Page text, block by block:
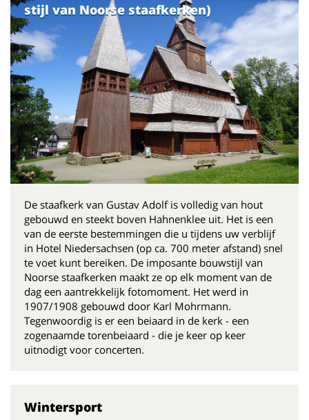
stijl van Noorse staafkerken)
De staafkerk van Gustav Adolf is volledig van hout
gebouwd en steekt boven Hahnenklee uit. Het is een
van de eerste bestemmingen die u tijdens uw verblijf
in Hotel Niedersachsen (op ca. 700 meter afstand) snel
te voet kunt bereiken. De imposante bouwstijl van
Noorse staafkerken maakt ze op elk moment van de
dag een aantrekkelijk fotomoment. Het werd in
1907/1908 gebouwd door Karl Mohrmann.
Tegenwoordig is er een beiaard in de kerk - een
zogenaamde torenbeiaard - die je keer op keer
uitnodigt voor concerten.
Wintersport